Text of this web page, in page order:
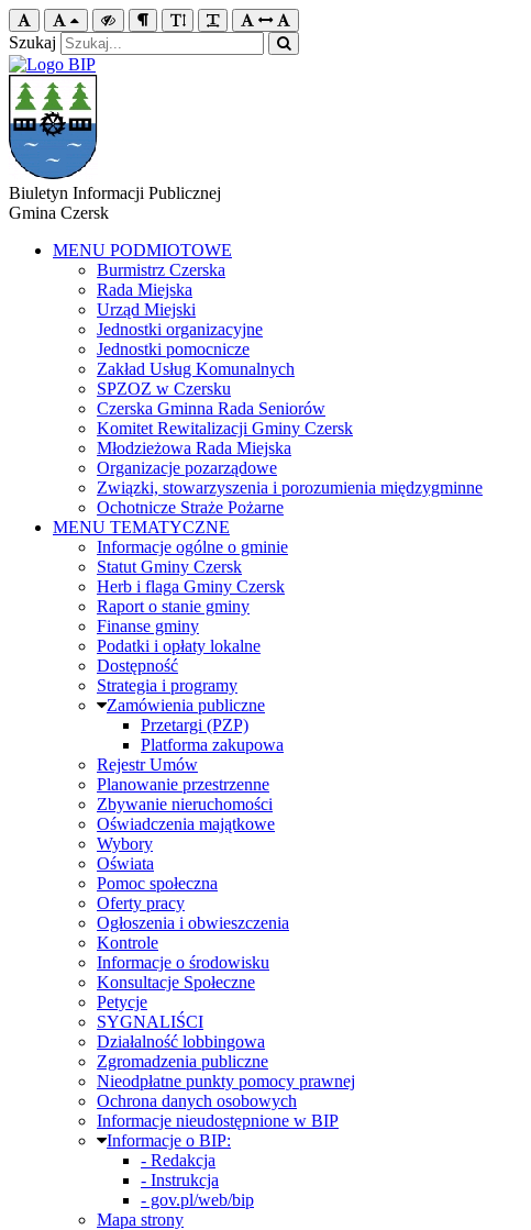
Szukaj
Biuletyn Informacji Publicznej
Gmina Czersk
MENU PODMIOTOWE
Burmistrz Czerska
Rada Miejska
Urząd Miejski
Jednostki organizacyjne
Jednostki pomocnicze
Zakład Usług Komunalnych
SPZOZ w Czersku
Czerska Gminna Rada Seniorów
Komitet Rewitalizacji Gminy Czersk
Młodzieżowa Rada Miejska
Organizacje pozarządowe
Związki, stowarzyszenia i porozumienia międzygminne
Ochotnicze Straże Pożarne
MENU TEMATYCZNE
Informacje ogólne o gminie
Statut Gminy Czersk
Herb i flaga Gminy Czersk
Raport o stanie gminy
Finanse gminy
Podatki i opłaty lokalne
Dostępność
Strategia i programy
Zamówienia publiczne
Przetargi (PZP)
Platforma zakupowa
Rejestr Umów
Planowanie przestrzenne
Zbywanie nieruchomości
Oświadczenia majątkowe
Wybory
Oświata
Pomoc społeczna
Oferty pracy
Ogłoszenia i obwieszczenia
Kontrole
Informacje o środowisku
Konsultacje Społeczne
Petycje
SYGNALIŚCI
Działalność lobbingowa
Zgromadzenia publiczne
Nieodpłatne punkty pomocy prawnej
Ochrona danych osobowych
Informacje nieudostępnione w BIP
Informacje o BIP:
- Redakcja
- Instrukcja
- gov.pl/web/bip
Mapa strony